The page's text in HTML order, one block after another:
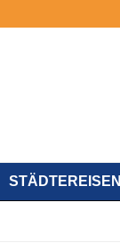
STÄDTEREISEN